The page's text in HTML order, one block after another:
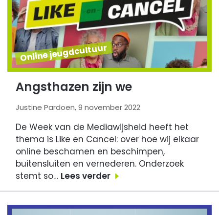
Online jeugdcultuur
Angsthazen zijn we
Justine Pardoen, 9 november 2022
De Week van de Mediawijsheid heeft het
thema is Like en Cancel: over hoe wij elkaar
online beschamen en beschimpen,
buitensluiten en vernederen. Onderzoek
stemt so… Lees verder